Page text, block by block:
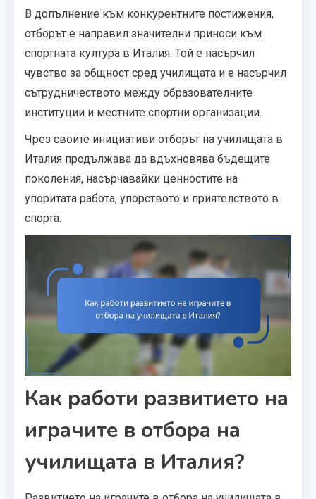
В допълнение към конкурентните постижения,
отборът е направил значителни приноси към
спортната култура в Италия. Той е насърчил
чувство за общност сред училищата и е насърчил
сътрудничеството между образователните
институции и местните спортни организации.
Чрез своите инициативи отборът на училищата в
Италия продължава да вдъхновява бъдещите
поколения, насърчавайки ценностите на
упоритата работа, упорството и приятелството в
спорта.
Как работи развитието на
играчите в отбора на
училищата в Италия?